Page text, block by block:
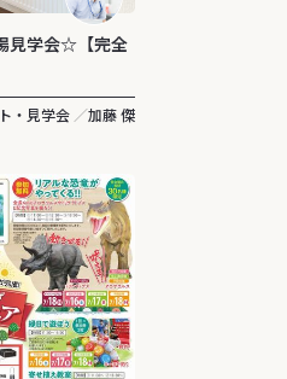
見学会☆【完全
・見学会 加藤 傑